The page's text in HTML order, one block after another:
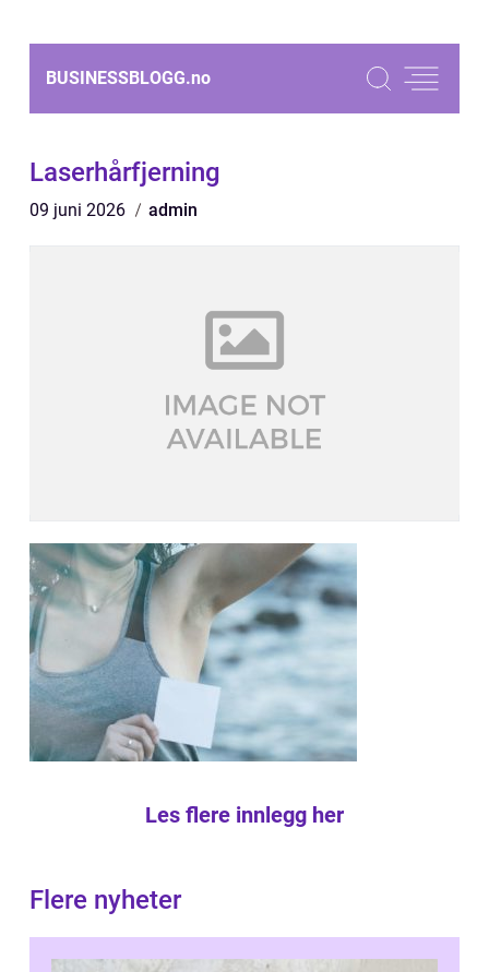
BUSINESSBLOGG.no
Laserhårfjerning
09 juni 2026 admin
Les flere innlegg her
Flere nyheter